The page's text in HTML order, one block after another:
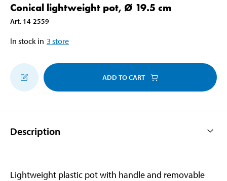
Conical lightweight pot, Ø 19.5 cm
Art. 14-2559
In stock in 3 store
ADD TO CART
Description
Lightweight plastic pot with handle and removable